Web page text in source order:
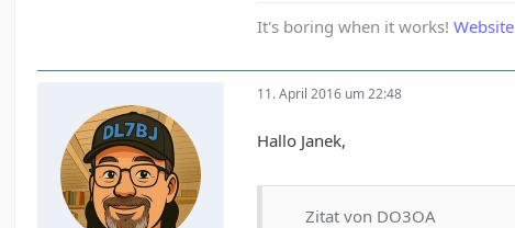
It's boring when it works!Website
11. April 2016 um 22:48
Hallo Janek,
Zitat von DO3OA